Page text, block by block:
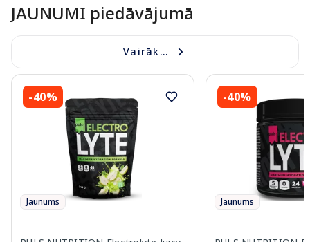
JAUNUMI piedāvājumā
Vairāk...
-40%
Jaunums
-40%
Jaunums